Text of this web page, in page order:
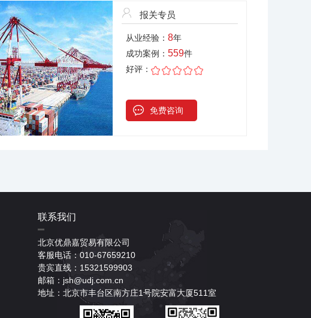
报关专员
从业经验： 8年
成功案例： 559件
好评：
免费咨询
联系我们
北京优鼎嘉贸易有限公司
客服电话：010-67659210
贵宾直线：15321599903
邮箱：jsh@udj.com.cn
地址：北京市丰台区南方庄1号院安富大厦511室